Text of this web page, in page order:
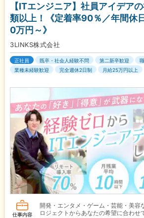
【ITエンジニア】社員アイデア
類以上！《定着率90％／年間休
0万円～》
3LINKS株式会社
正社員 既卒・社会人経験不問 第二新卒歓迎
業種未経験歓迎
完全週休2日制 月給25万円以上
仕事内容
開発・エンタメ・ゲーム・芸能・美
ロジェクトからあなたの希望に合わせ